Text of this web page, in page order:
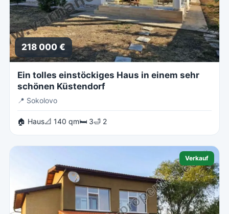
218 000 €
Ein tolles einstöckiges Haus in einem sehr
schönen Küstendorf
📍 Sokolovo
🏠 Haus📐 140 qm🛏 3🛁 2
Verkauf